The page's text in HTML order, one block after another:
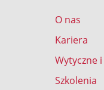
O nas
Kariera
Wytyczne
Szkolenia